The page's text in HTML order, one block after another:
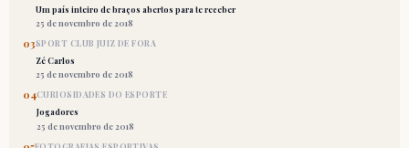
Um país inteiro de braços abertos para te receber
25 de novembro de 2018
03SPORT CLUB JUIZ DE FORA
Zé Carlos
25 de novembro de 2018
04CURIOSIDADES DO ESPORTE
Jogadores
25 de novembro de 2018